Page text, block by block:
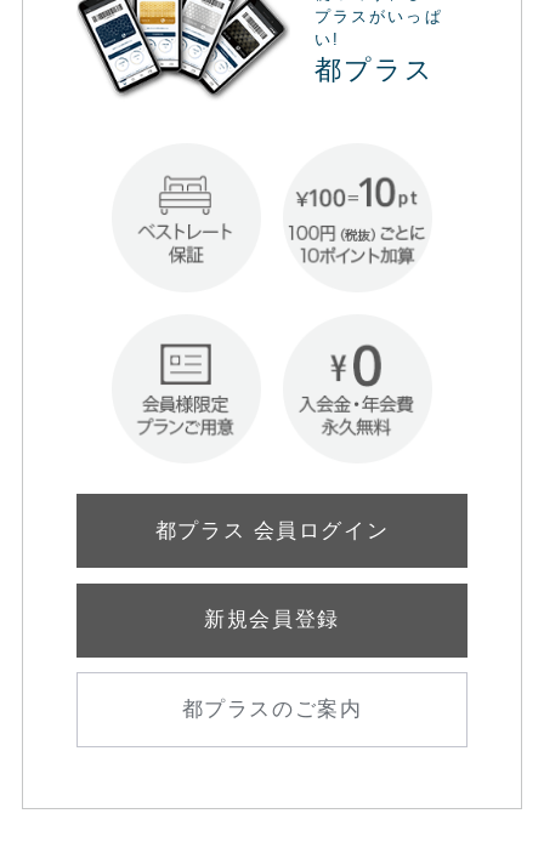
プラスがいっぱ
い!
都プラス
都プラス 会員ログイン
新規会員登録
都プラスのご案内